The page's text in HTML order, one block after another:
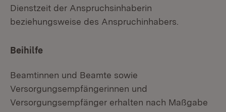
Dienstzeit der Anspruchsinhaberin
beziehungsweise des Anspruchinhabers.
Beihilfe
Beamtinnen und Beamte sowie
Versorgungsempfängerinnen und
Versorgungsempfänger erhalten nach Maßgabe